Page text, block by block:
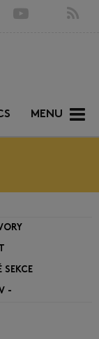
MENU
SEKCE
-